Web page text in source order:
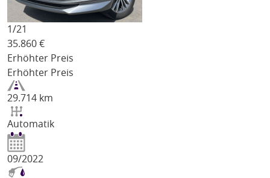
1/21
35.860 €
Erhöhter Preis
Erhöhter Preis
29.714 km
Automatik
09/2022